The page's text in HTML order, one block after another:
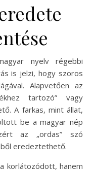
nyelv régebbi
is jelzi, hogy szoros
Alapvetően az
tartozó” vagy
A farkas, mint állat,
be a magyar nép
az „ordas” szó
eredeztethető.
korlátozódott, hanem